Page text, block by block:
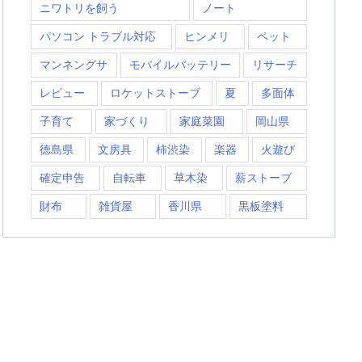
ニワトリを飼う ノート
パソコン トラブル対応 ヒンメリ ペット
マンネングサ モバイルバッテリー リサーチ
レビュー ロケットストーブ 夏 多面体
子育て 家づくり 家庭菜園 岡山県
徳島県 文房具 柿渋染 楽器 火遊び
確定申告 自転車 草木染 薪ストーブ
財布 雑貨屋 香川県 黒板塗料